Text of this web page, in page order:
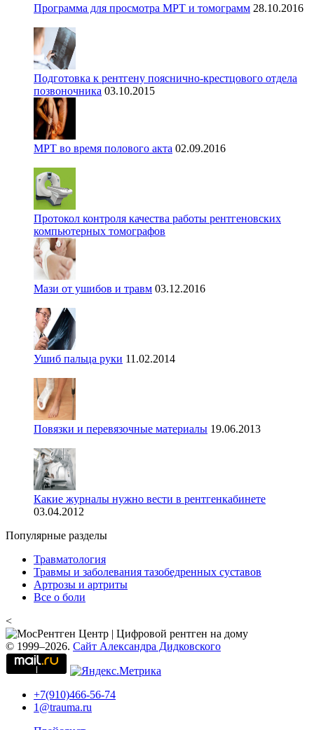
Программа для просмотра МРТ и томограмм 28.10.2016
Подготовка к рентгену пояснично-крестцового отдела
позвоночника 03.10.2015
МРТ во время полового акта 02.09.2016
Протокол контроля качества работы рентгеновских
компьютерных томографов
Мази от ушибов и травм 03.12.2016
Ушиб пальца руки 11.02.2014
Повязки и перевязочные материалы 19.06.2013
Какие журналы нужно вести в рентгенкабинете
03.04.2012
Популярные разделы
Травматология
Травмы и заболевания тазобедренных суставов
Артрозы и артриты
Все о боли
<
© 1999–2026. Сайт Александра Дидковского
+7(910)466-56-74
1@trauma.ru